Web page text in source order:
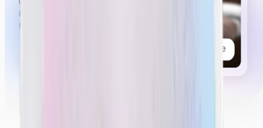
в привате,
можно